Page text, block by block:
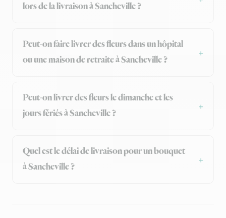
lors de la livraison à Sancheville ?
Peut-on faire livrer des fleurs dans un hôpital
ou une maison de retraite à Sancheville ?
Peut-on livrer des fleurs le dimanche et les
jours fériés à Sancheville ?
Quel est le délai de livraison pour un bouquet
à Sancheville ?